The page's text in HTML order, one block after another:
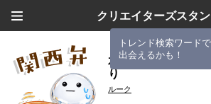
クリエイターズスタ
トレンド検索ワード
出会えるかも！
水だいふくまる関
り
ルーク